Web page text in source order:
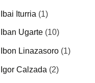
Ibai Iturria (1)
Iban Ugarte(10)
Ibon Linazasoro(1)
Igor Calzada (2)